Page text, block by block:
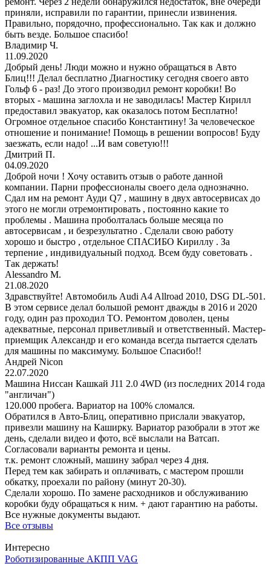
приняли, исправили по гарантии, принесли извинения.
Правильно, порядочно, профессионально. Так как и должно
быть везде. Большое спасибо!
Владимир Ч.
11.09.2020
Добрый день! Люди можно и нужно обращаться в Авто
Блиц!!! Делал бесплатно Диагностику сегодня своего авто
Гольф 6 - раз! До этого производил ремонт коробки! Во
вторых - машина заглохла и не заводилась! Мастер Кирилл
предоставил эвакуатор, как оказалось потом Бесплатно!
Огромное отдельное спасибо Константину! За человеческое
отношение и понимание! Помощь в решении вопросов! Буду
заезжать, если надо! ...И вам советую!!!
Дмитрий П.
04.09.2020
Доброй ночи ! Хочу оставить отзыв о работе данной
компании. Парни профессионалы своего дела однозначно.
Сдал им на ремонт Ауди Q7 , машину в двух автосервисах до
этого не могли отремонтировать , постоянно какие то
проблемы . Машина проболталась больше месяца по
автосервисам , и безрезультатно . Сделали свою работу
хорошо и быстро , отдельное СПАСИБО Кириллу . За
терпение , индивидуальный подход. Всем буду советовать .
Так держать!
Alessandro M.
21.08.2020
Здравствуйте! Автомобиль Audi A4 Allroad 2010, DSG DL-501.
В этом сервисе делал большой ремонт дважды в 2016 и 2020
году, один раз проходил ТО. Ремонтом доволен, цены
адекватные, персонал приветливый и ответственный. Мастер-
приемщик Александр и его команда всегда пытается сделать
для машины по максимуму. Большое Спасибо!!
Андрей Nicon
22.07.2020
Машина Ниссан Кашкай J11 2.0 4WD (из последних 2014 года
"англичан")
120.000 пробега. Вариатор на 100% сломался.
Обратился в Авто-Блиц, оперативно прислали эвакуатор,
привезли машину на Каширку. Вариатор разобрали в этот же
день, сделали видео и фото, всё выслали на Ватсап.
Согласовали варианты ремонта и цены.
т.к. ремонт сложный, машину забрал через 4 дня.
Перед тем как забирать и оплачивать, с мастером прошли
обкатку, проехали по району (минут 20-30).
Сделали хорошо. По замене расходников и обслуживанию
коробки буду обращаться к ним. + дают гарантию на работы.
Все нужные документы выдают.
Все отзывы
Интересно
Роботизированные АКПП VAG